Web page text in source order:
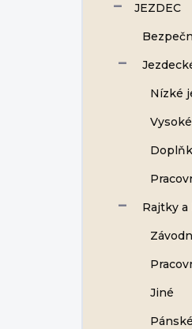
JEZDEC
Nízké
Rajtky
Jiné
Pánské